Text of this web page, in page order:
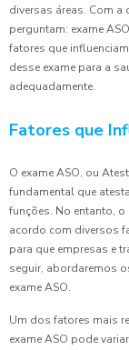
diversas áreas. Com a
perguntam: exame
fatores que
desse exame para a
adequadamente.
Fatores que
O exame ASO, ou
fundamental que
funções. No entanto,
acordo com diversos
para que empresas e
seguir, abordaremos
exame ASO.
Um dos fatores mais
exame ASO pode